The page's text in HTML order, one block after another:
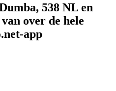
538 NL en
over de hele
app